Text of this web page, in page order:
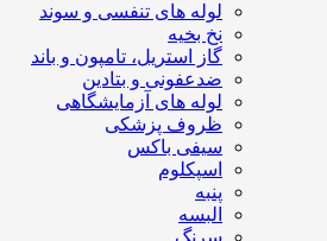
لوله های تنفسی و سوند
نخ بخیه
گاز استریل، تامپون و باند
ضدعفونی و بتادین
لوله های آزمایشگاهی
ظروف پزشکی
سیفی باکس
اسپکلوم
پنبه
البسه
سرنگ